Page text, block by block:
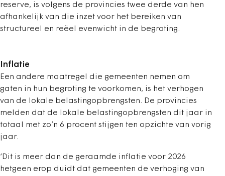
reserve, is volgens de provincies twee derde van hen
afhankelijk van die inzet voor het bereiken van
structureel en reëel evenwicht in de begroting.
Inflatie
Een andere maatregel die gemeenten nemen om
gaten in hun begroting te voorkomen, is het verhogen
van de lokale belastingopbrengsten. De provincies
melden dat de lokale belastingopbrengsten dit jaar in
totaal met zo’n 6 procent stijgen ten opzichte van vorig
jaar.
‘Dit is meer dan de geraamde inflatie voor 2026
hetgeen erop duidt dat gemeenten de verhoging van